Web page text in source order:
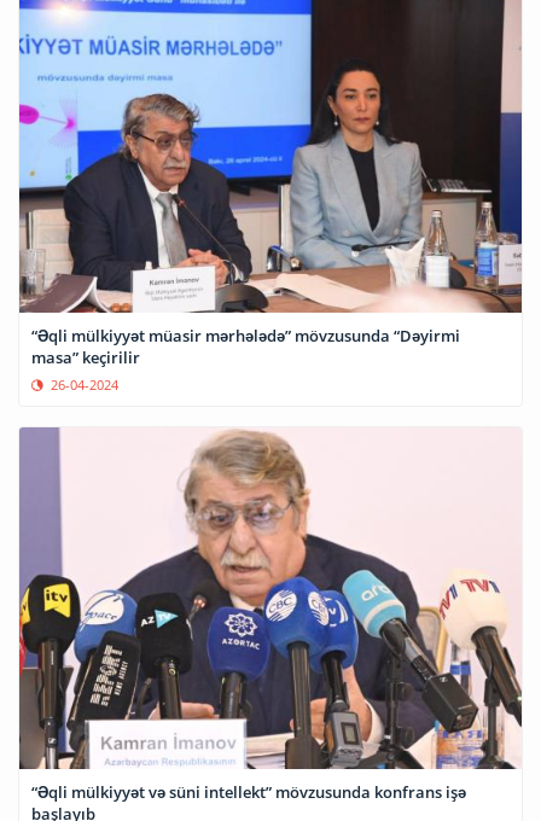
“Əqli mülkiyyət müasir mərhələdə” mövzusunda “Dəyirmi
masa” keçirilir
26-04-2024
“Əqli mülkiyyət və süni intellekt” mövzusunda konfrans işə
başlayıb